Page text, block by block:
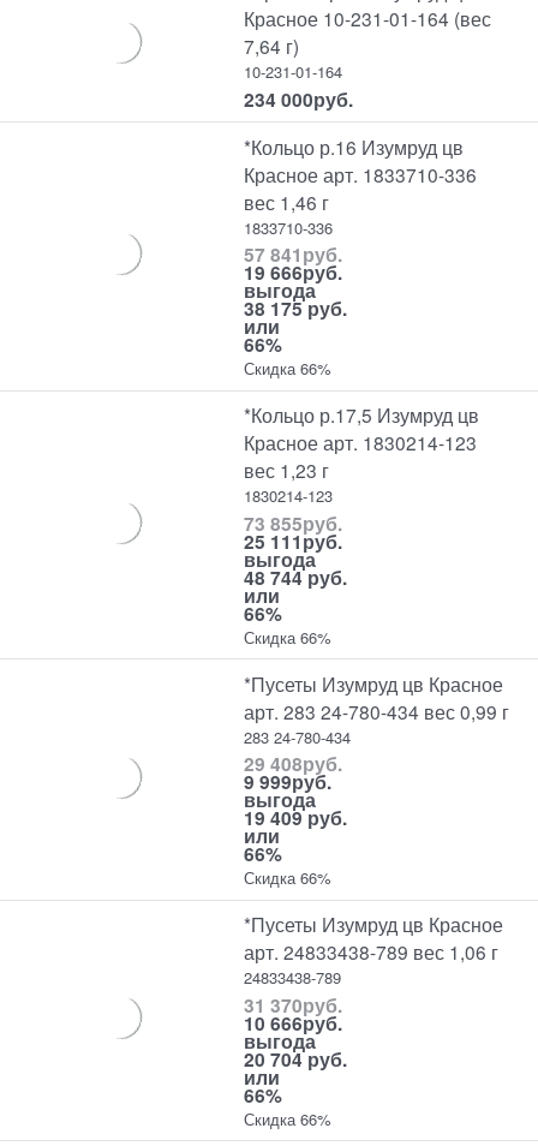
Красное 10-231-01-164 (вес
7,64 г)
10-231-01-164
234 000руб.
*Кольцо р.16 Изумруд цв
Красное арт. 1833710-336
вес 1,46 г
1833710-336
57 841руб.
19 666руб.
выгода
38 175 руб.
или
66%
Скидка 66%
*Кольцо р.17,5 Изумруд цв
Красное арт. 1830214-123
вес 1,23 г
1830214-123
73 855руб.
25 111руб.
выгода
48 744 руб.
или
66%
Скидка 66%
*Пусеты Изумруд цв Красное
арт. 283 24-780-434 вес 0,99 г
283 24-780-434
29 408руб.
9 999руб.
выгода
19 409 руб.
или
66%
Скидка 66%
*Пусеты Изумруд цв Красное
арт. 24833438-789 вес 1,06 г
24833438-789
31 370руб.
10 666руб.
выгода
20 704 руб.
или
66%
Скидка 66%